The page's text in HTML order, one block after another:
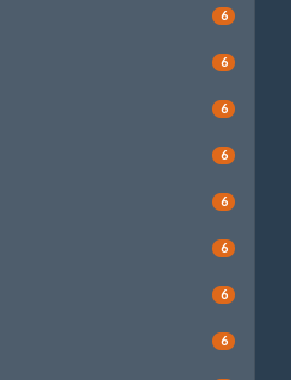
6
6
6
6
6
6
6
6